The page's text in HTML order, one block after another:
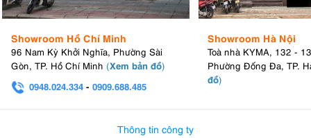
Showroom Hồ Chí Minh
96 Nam Kỳ Khởi Nghĩa, Phường Sài
Gòn, TP. Hồ Chí Minh (Xem bản đồ)
0948.024.334 - 0909.688.485
Showroom Hà Nội
Toà nhà KYMA, 132 -
Phường Đống Đa, TP.
đồ)
Thông tin công ty